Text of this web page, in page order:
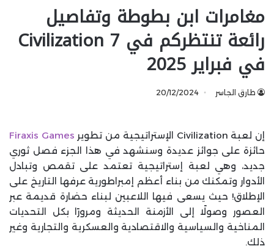
مغامرات ابن بطوطة وتفاصيل
رائعة تنتظركم في Civilization 7
في فبراير 2025
طارق الجاسر 20/12/2024
إن لعبة Civilization الإستراتيجية من تطوير
Firaxis Games
حائزة على جوائز عديدة وسنشهد في هذا الجزء فصل ثوري
جديد، وهي لعبة إستراتيجية تعتمد على تقمص وتبادل
الأدوار وتمكنك من بناء أعظم إمبراطورية عرفها التاريخ على
الإطلاق! حيث يسعى فيها اللاعبين لبناء حضارة قديمة عبر
العصور وصولًا إلى الأزمنة الحديثة ومرورًا بكل التحديات
المناخية والسياسية والاقتصادية والعسكرية والتجارية وغير
ذلك.